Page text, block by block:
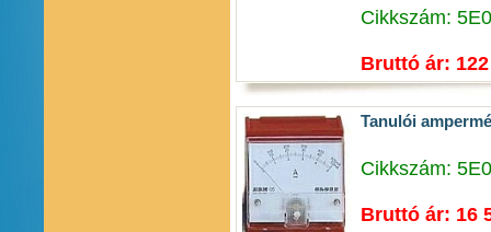
Cikkszám:
Bruttó ár:
Tanulói
Cikkszám:
Bruttó ár: 16